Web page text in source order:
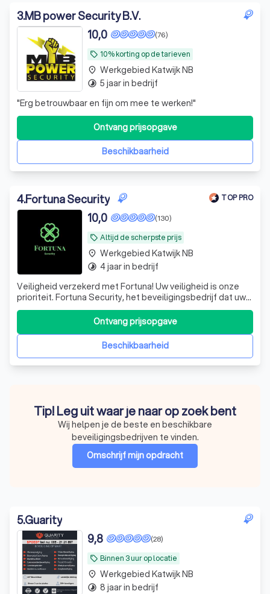
3.MB power Security B.V.
local_offer 10% korting op de tarieven
(76)
10,0
"Erg betrouwbaar en fijn om mee te werken!"
Beschikbaarheid
Ontvang prijsopgave
place Werkgebied Katwijk NB
timelapse 5 jaar in bedrijf
4.Fortuna Security TOP PRO
local_offer Altijd de scherpste prijs
(130)
10,0
Veiligheid verzekerd met Fortuna! Uw veiligheid is onze
prioriteit. Fortuna Security, het beveiligingsbedrijf dat uw
gemoedsrust herstelt door u te voorzien van
professionele, op maat gemaakte en betrouwbare
beveiligingsoplossingen. En op maat gemaakte bedoelen
we ook echt op maat gemaakt. We hebben
Beschikbaarheid
Ontvang prijsopgave
place Werkgebied Katwijk NB
timelapse 4 jaar in bedrijf
Tip! Leg uit waar je naar op zoek bent
Wij helpen je de beste en beschikbare
beveiligingsbedrijven te vinden.
Omschrijf mijn opdracht
5.Guarity
local_offer Binnen 3 uur op locatie
(28)
9,8
place Werkgebied Katwijk NB
timelapse 8 jaar in bedrijf